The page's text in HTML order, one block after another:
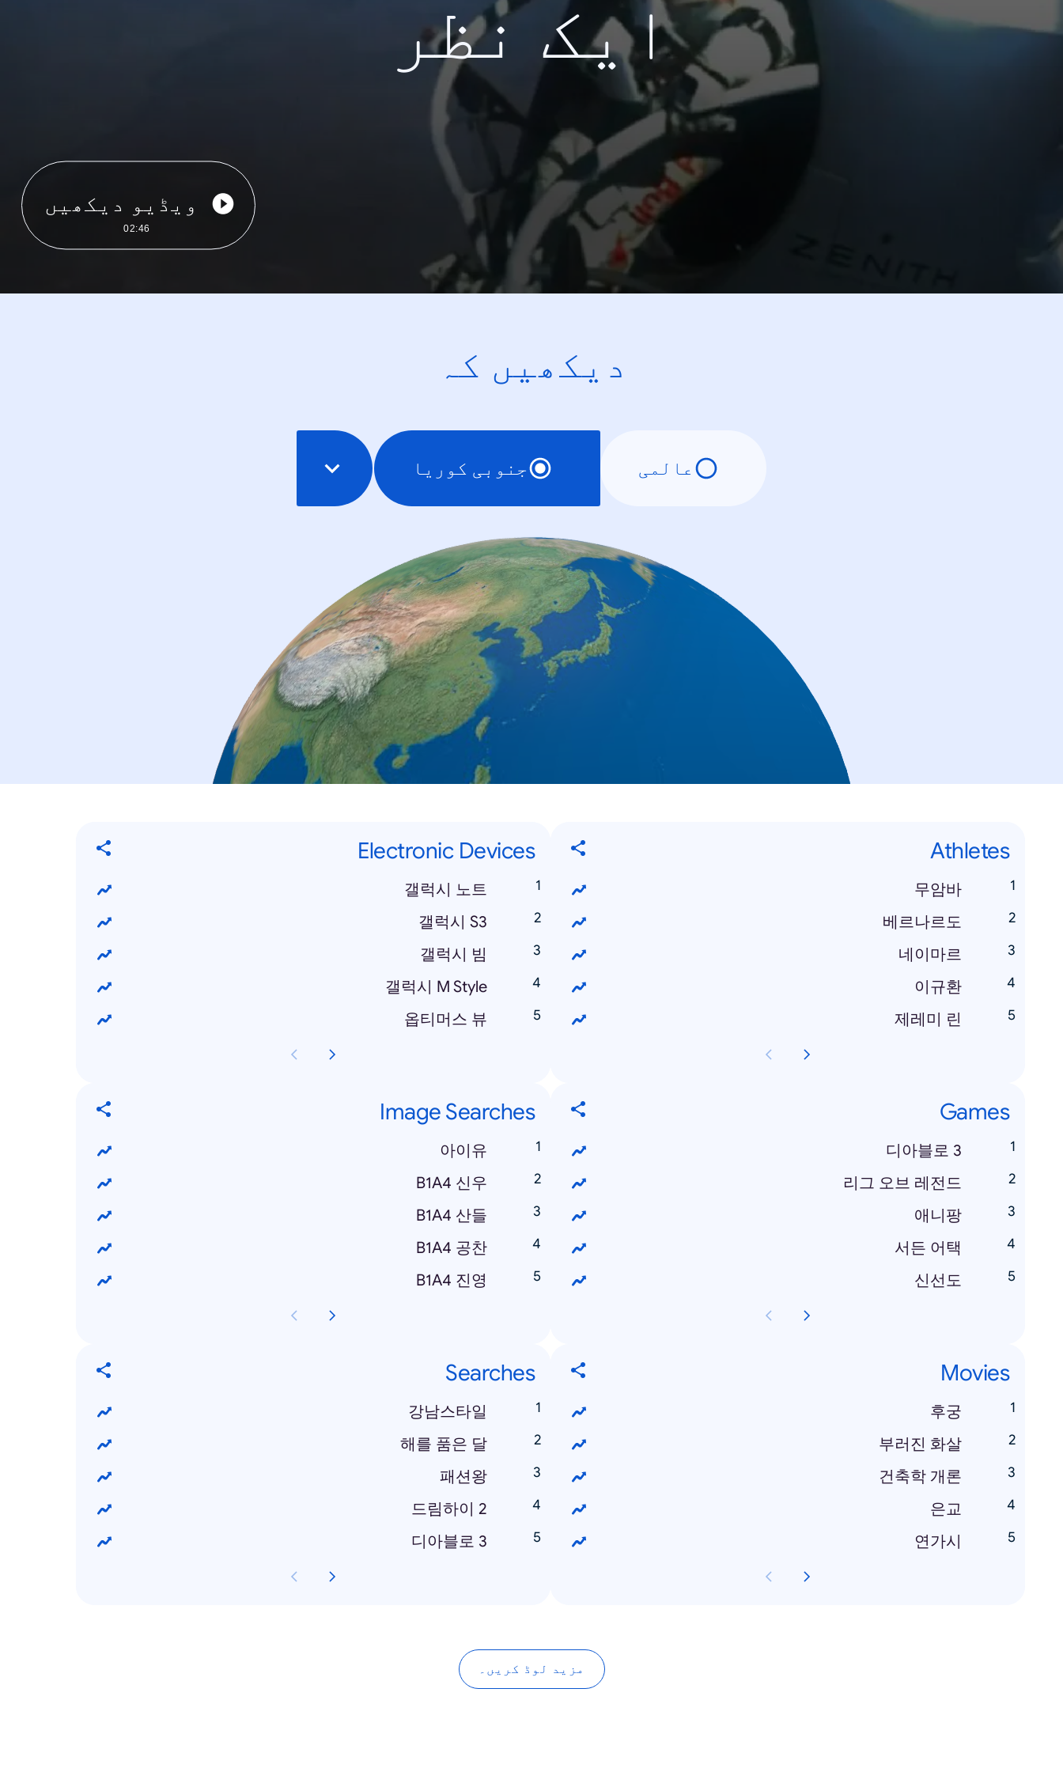
ایک نظر
ویڈیو دیکھیں
02:46
دیکھیں کہ
عالمی جنوبی کوریا
Athletes
무암바
베르나르도
네이마르
이규환
제레미 린
Electronic Devices
갤럭시 노트
갤럭시 S3
갤럭시 빔
갤럭시 M Style
옵티머스 뷰
Games
디아블로 3
리그 오브 레전드
애니팡
서든 어택
신선도
Image Searches
아이유
B1A4 신우
B1A4 산들
B1A4 공찬
B1A4 진영
Movies
후궁
부러진 화살
건축학 개론
은교
연가시
Searches
강남스타일
해를 품은 달
패션왕
드림하이 2
디아블로 3
مزید لوڈ کریں۔